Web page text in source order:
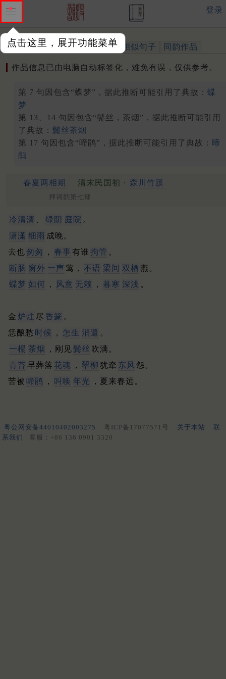
点击这里，展开功能菜单
登录
作品 标注四声 出处、引用 相似句子 同韵作品
作品信息已由电脑自动标签化，难免有误，仅供参考。
第 7 句因包含“蝶梦”，据此推断可能引用了典故： 蝶
梦
第 13、14 句因包含“鬓丝，茶烟”，据此推断可能引用
了典故： 鬓丝茶烟
第 17 句因包含“啼鹃”，据此推断可能引用了典故： 啼
鹃
春夏两相期 清末民国初 · 森川竹蹊
押词韵第七部
冷清清 绿阴 庭院 。
潇潇 细雨 成晚。
去也 匆匆 ， 春事 有谁 拘管 。
断肠 窗外 一声 莺， 不语 梁间 双栖 燕。
蝶梦 如何 ， 风意 无赖 ， 暮寒 深浅 。
金 炉炷 尽 香篆 。
恁酿愁 时候 ， 怎生 消遣 。
一榻 茶烟 ，刚见鬓丝 吹满。
青苔 早葬落 花魂 ， 翠柳 犹牵 东风 怨。
苦被 啼鹃 ， 叫唤 年光 ，夏来春远。
粤公网安备44010402003275 粤ICP备17077571号 关于本站
联
系我们
客服：+86 136 0901 3320